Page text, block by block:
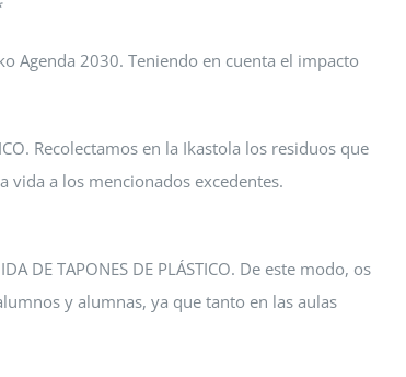
Agenda 2030. Teniendo en cuenta el impacto
Recolectamos en la Ikastola los residuos que
vida a los mencionados excedentes.
DE TAPONES DE PLÁSTICO. De este modo, os
y alumnas, ya que tanto en las aulas